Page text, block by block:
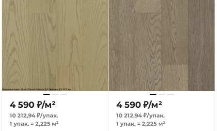
4 590 ₽/м²
10 212,94 ₽/упак.
1 упак. = 2,225 м²
4 590 ₽/м²
10 212,94 ₽/упак.
1 упак. = 2,225 м²